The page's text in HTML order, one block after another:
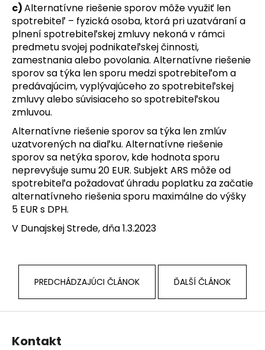
c)Alternatívne riešenie sporov môže využiť len
spotrebiteľ – fyzická osoba, ktorá pri uzatváraní a
plnení spotrebiteľskej zmluvy nekoná v rámci
predmetu svojej podnikateľskej činnosti,
zamestnania alebo povolania. Alternatívne riešenie
sporov sa týka len sporu medzi spotrebiteľom a
predávajúcim, vyplývajúceho zo spotrebiteľskej
zmluvy alebo súvisiaceho so spotrebiteľskou
zmluvou.
Alternatívne riešenie sporov sa týka len zmlúv
uzatvorených na diaľku. Alternatívne riešenie
sporov sa netýka sporov, kde hodnota sporu
neprevyšuje sumu 20 EUR. Subjekt ARS môže od
spotrebiteľa požadovať úhradu poplatku za začatie
alternatívneho riešenia sporu maximálne do výšky
5 EUR s DPH.
V Dunajskej Strede, dňa 1.3.2023
PREDCHÁDZAJÚCI ČLÁNOK ĎALŠÍ ČLÁNOK
Z
Kontakt